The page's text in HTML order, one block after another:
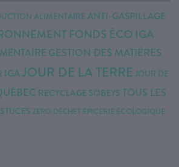
ALIMENTAIRE ANTI-GASPILLAGE
FONDS ÉCO IGA
GESTION DES MATIÈRES
IGAJOUR DE LA TERRE JOUR DE
RECYCLAGE SOBEYSTOUS LES
ZERO DÉCHET ÉPICERIE ÉCOLOGIQUE